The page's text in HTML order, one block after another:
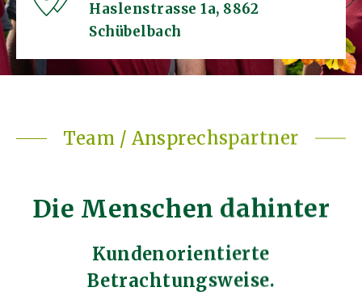
Haslenstrasse 1a, 8862
Schübelbach
Team / Ansprechspartner
Die Menschen dahinter
Kundenorientierte
Betrachtungsweise.